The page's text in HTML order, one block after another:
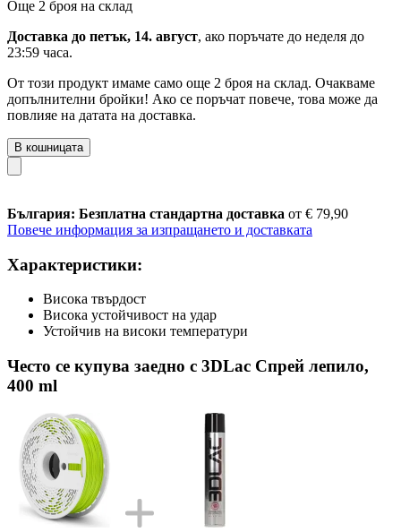
Още 2 броя на склад
Доставка до петък, 14. август, ако поръчате до неделя до
23:59 часа.
От този продукт имаме само още 2 броя на склад. Очакваме
допълнителни бройки! Ако се поръчат повече, това може да
повлияе на датата на доставка.
В кошницата
България: Безплатна стандартна доставка от € 79,90
Повече информация за изпращането и доставката
Характеристики:
Висока твърдост
Висока устойчивост на удар
Устойчив на високи температури
Често се купува заедно с 3DLac Спрей лепило,
400 ml